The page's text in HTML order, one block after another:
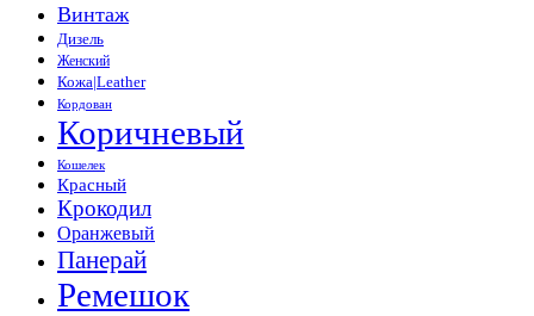
Винтаж
Дизель
Женский
Кожа|Leather
Кордован
Коричневый
Кошелек
Красный
Крокодил
Оранжевый
Панерай
Ремешок